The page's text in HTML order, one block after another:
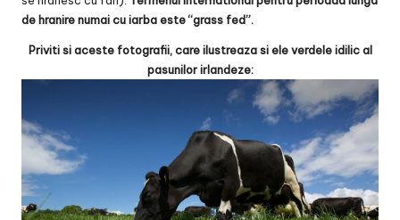
de hranire numai cu iarba este “grass fed”.
Priviti si aceste fotografii, care ilustreaza si ele verdele idilic al
pasunilor irlandeze: